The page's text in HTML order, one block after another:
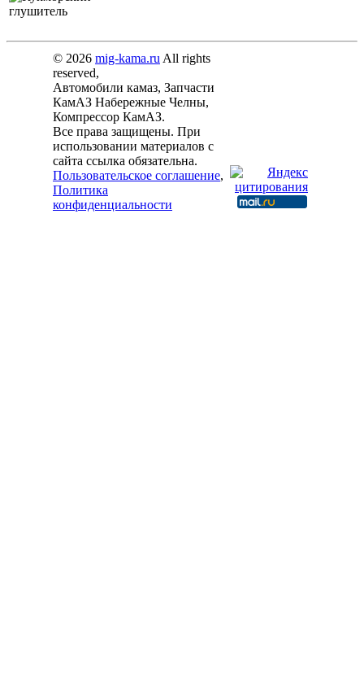
© 2026 mig-kama.ru All rights
reserved,
Автомобили камаз, Запчасти
КамАЗ Набережные Челны,
Компрессор КамАЗ.
Все права защищены. При
использовании материалов с
сайта ссылка обязательна.
Пользовательское соглашение,
Политика
конфиденциальности